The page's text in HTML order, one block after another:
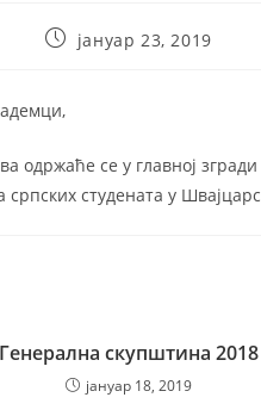
Postјануар 23, 2019
одржаће се у главној
студената у
Генерална скупштина 2018
јануар 18, 2019